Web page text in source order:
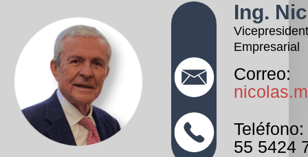
Ing.
Empresarial
Correo:
Teléfono:
55 5424